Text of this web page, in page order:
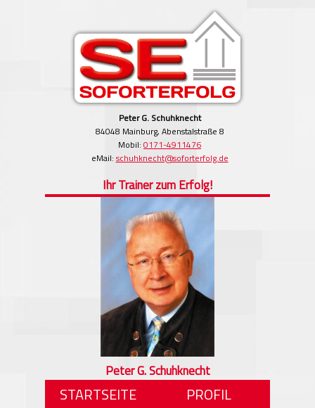
Ihr Trainer zum Erfolg!
Peter G. Schuhknecht
Peter G. Schuhknecht
84048 Mainburg, Abenstalstraße 8
Mobil: 0171-4911476
eMail: schuhknecht@soforterfolg.de
STARTSEITE
PROFIL